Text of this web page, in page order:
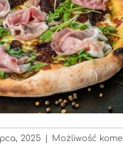
2025 | Możliwość